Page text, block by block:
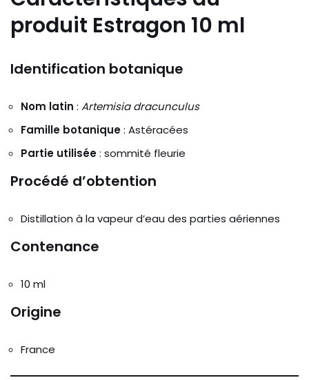
produit Estragon 10 ml
Identification botanique
Nom latin : Artemisia dracunculus
Famille botanique: Astéracées
Partie utilisée: sommité fleurie
Procédé d’obtention
Distillation à la vapeur d’eau des parties aériennes
Contenance
10 ml
Origine
France